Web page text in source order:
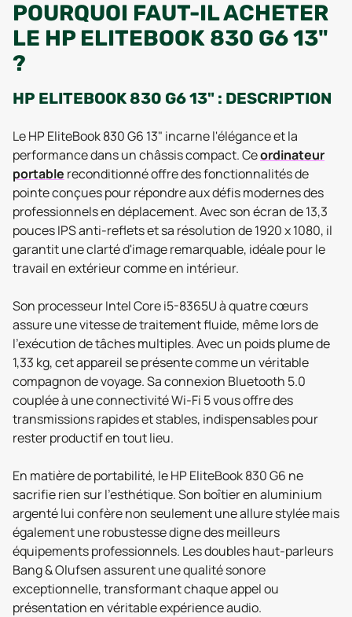
POURQUOI FAUT-IL ACHETER
LE HP ELITEBOOK 830 G6 13"
?
HP ELITEBOOK 830 G6 13" : DESCRIPTION
Le HP EliteBook 830 G6 13" incarne l'élégance et la
performance dans un châssis compact. Ceordinateur
portable reconditionné offre des fonctionnalités de
pointe conçues pour répondre aux défis modernes des
professionnels en déplacement. Avec son écran de 13,3
pouces IPS anti-reflets et sa résolution de 1920 x 1080, il
garantit une clarté d'image remarquable, idéale pour le
travail en extérieur comme en intérieur.
Son processeur Intel Core i5-8365U à quatre cœurs
assure une vitesse de traitement fluide, même lors de
l'exécution de tâches multiples. Avec un poids plume de
1,33 kg, cet appareil se présente comme un véritable
compagnon de voyage. Sa connexion Bluetooth 5.0
couplée à une connectivité Wi-Fi 5 vous offre des
transmissions rapides et stables, indispensables pour
rester productif en tout lieu.
En matière de portabilité, le HP EliteBook 830 G6 ne
sacrifie rien sur l'esthétique. Son boîtier en aluminium
argenté lui confère non seulement une allure stylée mais
également une robustesse digne des meilleurs
équipements professionnels. Les doubles haut-parleurs
Bang & Olufsen assurent une qualité sonore
exceptionnelle, transformant chaque appel ou
présentation en véritable expérience audio.